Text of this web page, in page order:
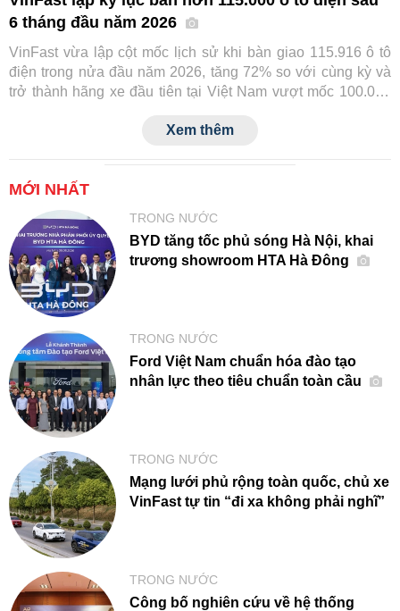
6 tháng đầu năm 2026
VinFast vừa lập cột mốc lịch sử khi bàn giao 115.916 ô tô
điện trong nửa đầu năm 2026, tăng 72% so với cùng kỳ và
trở thành hãng xe đầu tiên tại Việt Nam vượt mốc 100.000
số một của VinFast trên thị trường ô tô trong nước.
Xem thêm
MỚI NHẤT
TRONG NƯỚC
BYD tăng tốc phủ sóng Hà Nội, khai
trương showroom HTA Hà Đông
TRONG NƯỚC
Ford Việt Nam chuẩn hóa đào tạo
nhân lực theo tiêu chuẩn toàn cầu
TRONG NƯỚC
Mạng lưới phủ rộng toàn quốc, chủ xe
VinFast tự tin “đi xa không phải nghĩ”
TRONG NƯỚC
Công bố nghiên cứu về hệ thống